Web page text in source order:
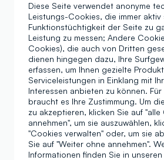
Diese Seite verwendet anonyme
Leistungs-Cookies, die immer aktiv
Funktionstüchtigkeit der Seite zu
Leistung zu messen; Andere
Cookies), die auch von Dritten
dienen hingegen dazu, Ihre
erfassen, um Ihnen gezielte
Serviceleistungen in Einklang mit
Interessen anbieten zu können.
braucht es Ihre Zustimmung. Um
zu akzeptieren, klicken Sie auf "alle
annehmen", um sie auszuwählen,
"Cookies verwalten" oder, um sie
Sie auf "Weiter ohne annehmen".
Informationen finden Sie in unseren